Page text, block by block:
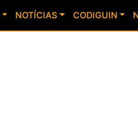
NOTÍCIAS CODIGUIN